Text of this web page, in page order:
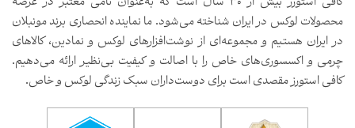
محصولات لوکس در ایران شناخته می‌شود. ما نماینده انحصاری برند مونبلان
در ایران هستیم و مجموعه‌ای از نوشت‌افزارهای لوکس و نمادین، کالاهای
چرمی و اکسسوری‌های خاص را با اصالت و کیفیت بی‌نظیر ارائه می‌دهیم.
کافی استورز مقصدی است برای دوست‌داران سبک زندگی لوکس و خاص.